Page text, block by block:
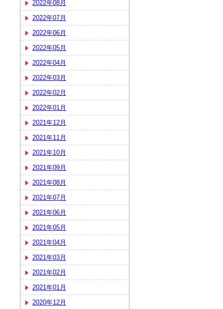
2022年08月
2022年07月
2022年06月
2022年05月
2022年04月
2022年03月
2022年02月
2022年01月
2021年12月
2021年11月
2021年10月
2021年09月
2021年08月
2021年07月
2021年06月
2021年05月
2021年04月
2021年03月
2021年02月
2021年01月
2020年12月